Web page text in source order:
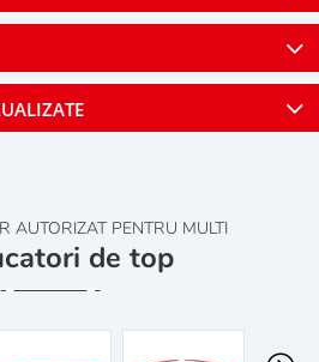
AUTORIZAT PENTRU MULTI
de top